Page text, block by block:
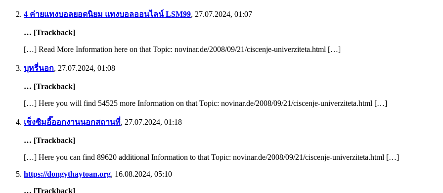
4 ค่ายแทงบอลยอดนิยม แทงบอลออนไลน์ LSM99, 27.07.2024, 01:07
… [Trackback]
[…] Read More Information here on that Topic: novinar.de/2008/09/21/ciscenje-univerziteta.html […]
บุหรี่นอก, 27.07.2024, 01:08
… [Trackback]
[…] Here you will find 54525 more Information on that Topic: novinar.de/2008/09/21/ciscenje-univerziteta.html […]
เช็งซิมอี๊ออกงานนอกสถานที่, 27.07.2024, 01:18
… [Trackback]
[…] Here you can find 89620 additional Information to that Topic: novinar.de/2008/09/21/ciscenje-univerziteta.html […]
https://dongythaytoan.org, 16.08.2024, 05:10
… [Trackback]